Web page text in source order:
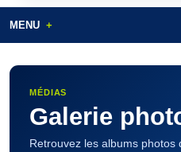
MENU
MÉDIAS
Galerie
Retrouvez les albums